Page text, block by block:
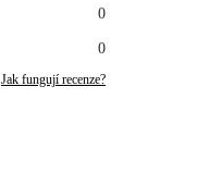
0
0
Jak fungují recenze?